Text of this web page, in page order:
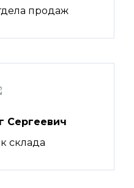
продаж
Сергеевич
склада